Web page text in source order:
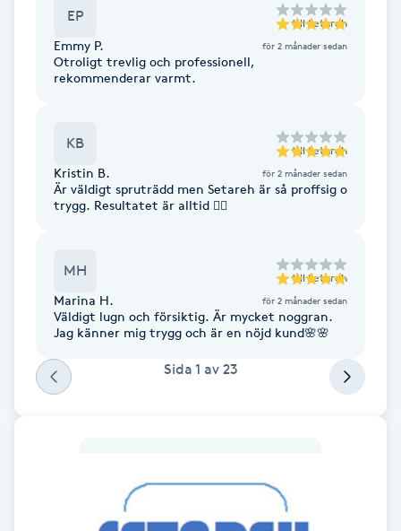
Fotsvamp
Fotvård
Fransborttagning
Fransfärgning
Fransförlängning
Fransförlängning Megavolym
Fransförlängning Volym
Fransk manikyr
Frekvensterapi
EP till Setareh
Emmy P. för 2 månader sedan
Otroligt trevlig och professionell,
rekommenderar varmt.
KB till Setareh
Kristin B. för 2 månader sedan
Är väldigt spruträdd men Setareh är så proffsig o
trygg. Resultatet är alltid 👌🏼
MH till Setareh
Marina H. för 2 månader sedan
Väldigt lugn och försiktig. Är mycket noggran.
Jag känner mig trygg och är en nöjd kund🌸🌸
Sida 1 av 23